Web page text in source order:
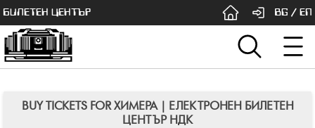
БИЛЕТЕН ЦЕНТЪР BG / EN
BUY TICKETS FOR ХИМЕРА | ЕЛЕКТРОНЕН БИЛЕТЕН
ЦЕНТЪР НДК